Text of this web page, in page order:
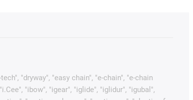
"dryway", "easy chain", "e-chain", "e-chain
"ibow", "igear", "iglide", "iglidur", "igubal",